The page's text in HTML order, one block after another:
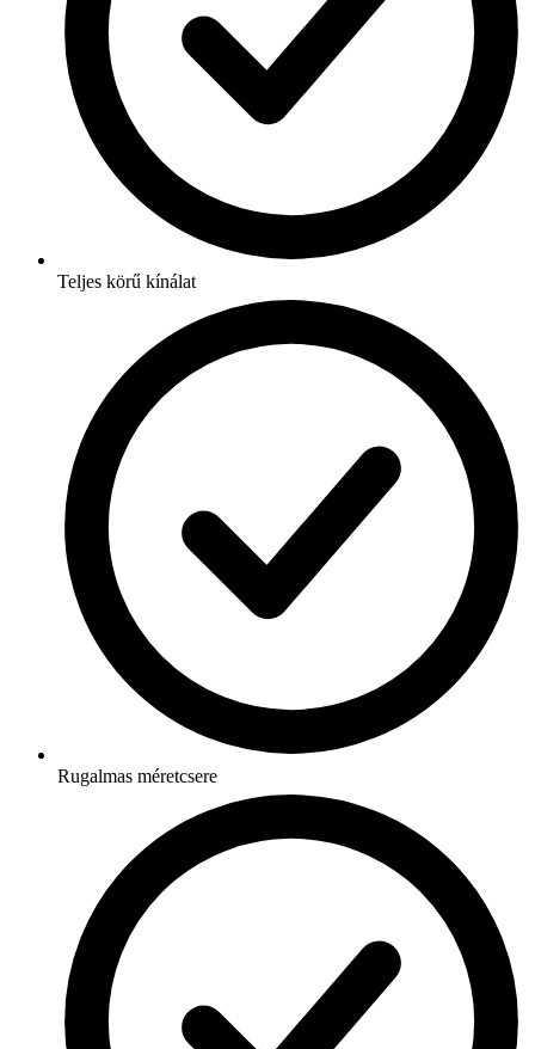
Teljes körű kínálat
Rugalmas méretcsere